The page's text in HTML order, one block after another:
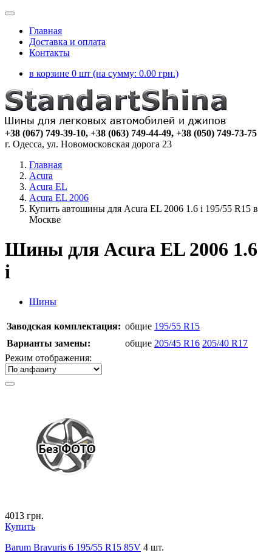
Главная
Доставка и оплата
Контакты
в корзине 0 шт (на сумму: 0.00 грн.)
+38 (067) 749-39-10, +38 (063) 749-44-49, +38 (050) 749-73-75
г. Одесса, ул. Новомосковская дорога 23
Главная
Acura
Acura EL
Acura EL 2006
Купить автошины для Acura EL 2006 1.6 i 195/55 R15 в
Москве
Шины для Acura EL 2006 1.6
i
Шины
Заводская комплектация: общие 195/55 R15
Варианты замены:
общие 205/45 R16 205/40 R17
Режим отображения:
4013 грн.
Купить
Barum Bravuris 6 195/55 R15 85V 4 шт.